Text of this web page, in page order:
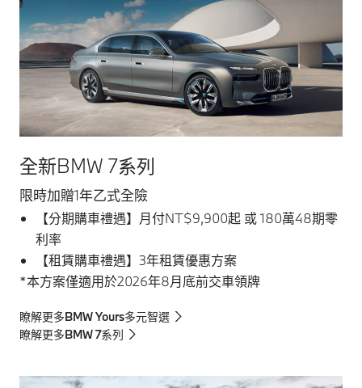
全新BMW 7系列
限時加贈1年乙式全險
【分期購車禮遇】月付NT$9,900起 或 180萬48期零
利率
【租賃購車禮遇】3年租賃優惠方案
*本方案僅適用於2026年8月底前交車領牌
瞭解更多BMW Yours多元智選
瞭解更多BMW 7系列